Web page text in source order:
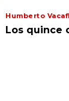
Humberto
Los quince